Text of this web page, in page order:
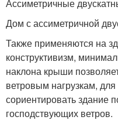
Ассиметричные
Дом с ассиметричной
Также применяются на
конструктивизм,
наклона крыши
ветровым нагрузкам,
сориентировать здание
господствующих ветров.